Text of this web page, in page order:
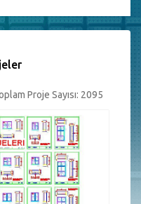
Proje Sayısı: 2095